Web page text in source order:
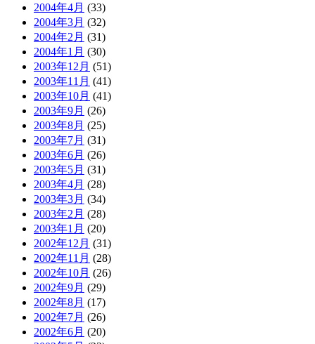
2004年4月 (33)
2004年3月 (32)
2004年2月 (31)
2004年1月 (30)
2003年12月 (51)
2003年11月 (41)
2003年10月 (41)
2003年9月 (26)
2003年8月 (25)
2003年7月 (31)
2003年6月 (26)
2003年5月 (31)
2003年4月 (28)
2003年3月 (34)
2003年2月 (28)
2003年1月 (20)
2002年12月 (31)
2002年11月 (28)
2002年10月 (26)
2002年9月 (29)
2002年8月 (17)
2002年7月 (26)
2002年6月 (20)